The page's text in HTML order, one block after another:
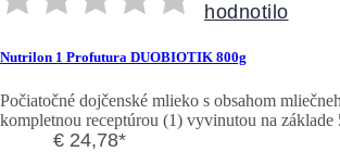
hodnotilo
Nutrilon 1 Profutura DUOBIOTIK 800g
Počiatočné dojčenské mlieko s obsahom
kompletnou receptúrou (1) vyvinutou na
€ 24,78*